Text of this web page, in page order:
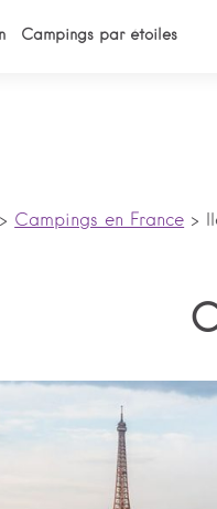
Campings par étoiles
> Campings en France >